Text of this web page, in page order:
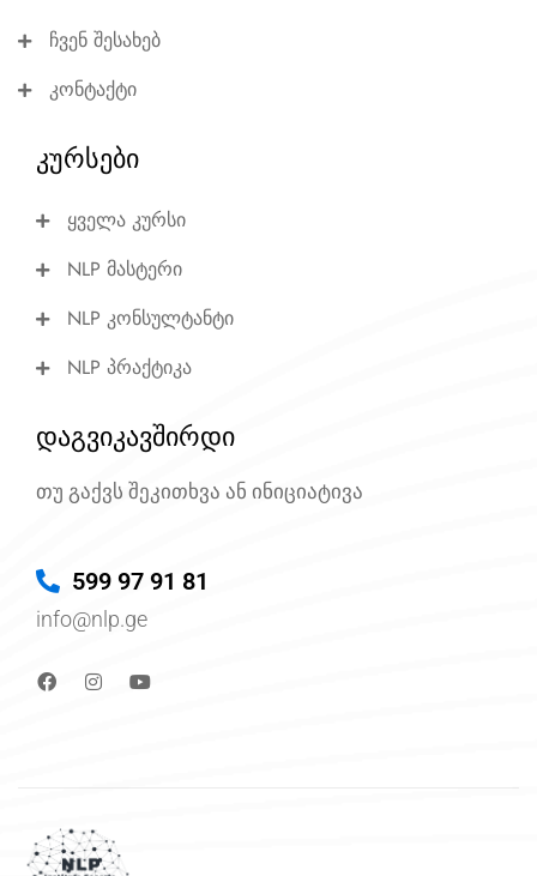
ჩვენ შესახებ
კონტაქტი
კურსები
ყველა კურსი
NLP მასტერი
NLP კონსულტანტი
NLP პრაქტიკა
დაგვიკავშირდი
თუ გაქვს შეკითხვა ან ინიციატივა
599 97 91 81
info@nlp.ge